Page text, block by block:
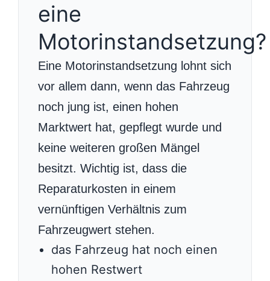
eine
Motorinstandsetzung?
Eine Motorinstandsetzung lohnt sich
vor allem dann, wenn das Fahrzeug
noch jung ist, einen hohen
Marktwert hat, gepflegt wurde und
keine weiteren großen Mängel
besitzt. Wichtig ist, dass die
Reparaturkosten in einem
vernünftigen Verhältnis zum
Fahrzeugwert stehen.
das Fahrzeug hat noch einen
hohen Restwert